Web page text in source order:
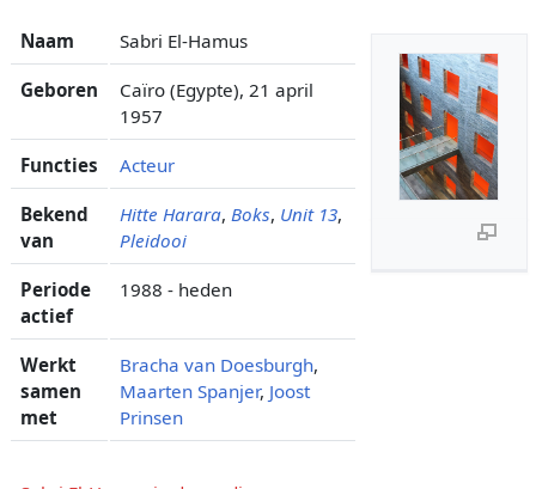
Naam Sabri El-Hamus
Geboren
Caïro (Egypte), 21 april
1957
Functies Acteur
Bekend
van
Hitte Harara, Boks, Unit 13,
Pleidooi
Periode
actief
1988 - heden
Werkt
samen
met
Bracha van Doesburgh,
Maarten Spanjer, Joost
Prinsen